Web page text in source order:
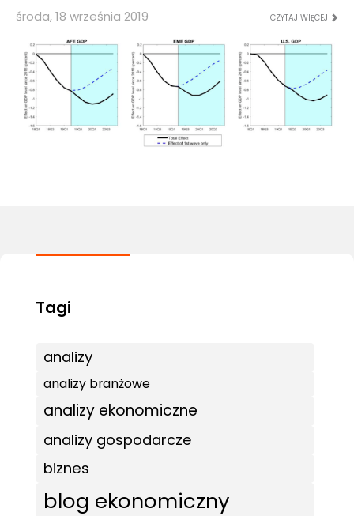
środa, 18 września 2019 CZYTAJ WIĘCEJ
analizy
analizy branżowe
analizy ekonomiczne
analizy gospodarcze
biznes
blog ekonomiczny